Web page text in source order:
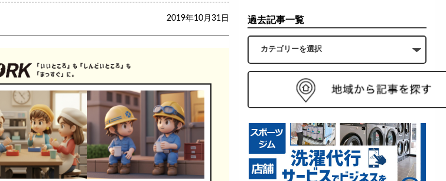
2019年10月31日 過去記事一覧